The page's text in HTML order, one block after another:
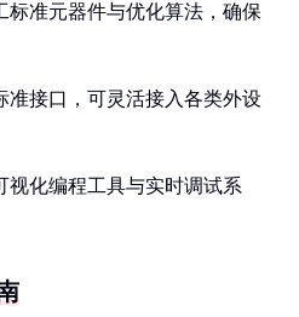
标准元器件与优化算法，确保
准接口，可灵活接入各类外设
视化编程工具与实时调试系